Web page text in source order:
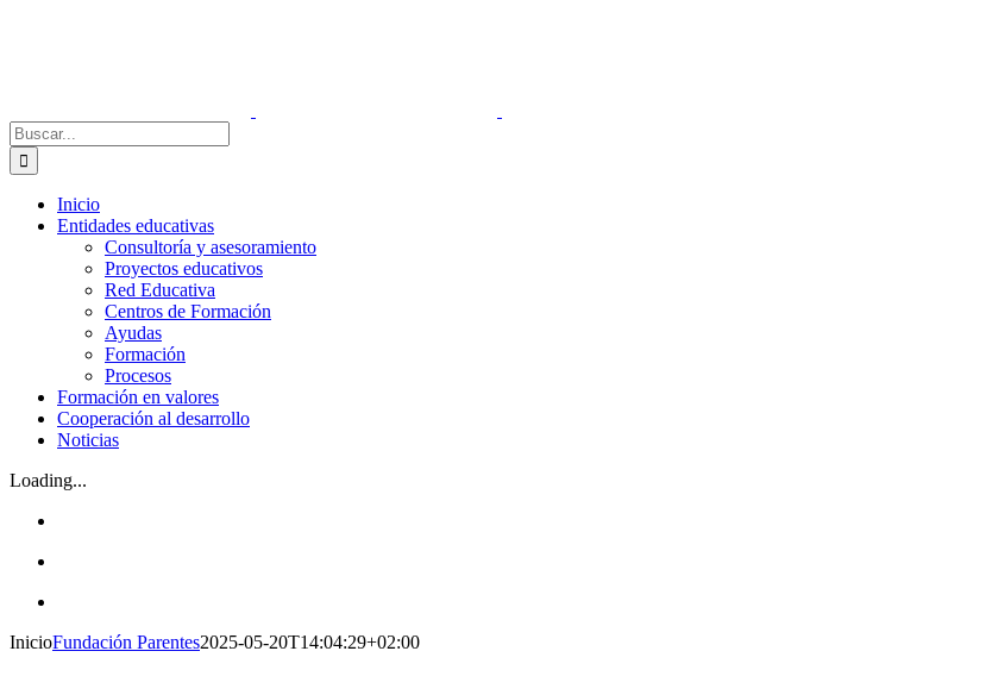
Buscar:
Inicio
Entidades educativas
Consultoría y asesoramiento
Proyectos educativos
Red Educativa
Centros de Formación
Ayudas
Formación
Procesos
Formación en valores
Cooperación al desarrollo
Noticias
Loading...
InicioFundación Parentes2025-05-20T14:04:29+02:00